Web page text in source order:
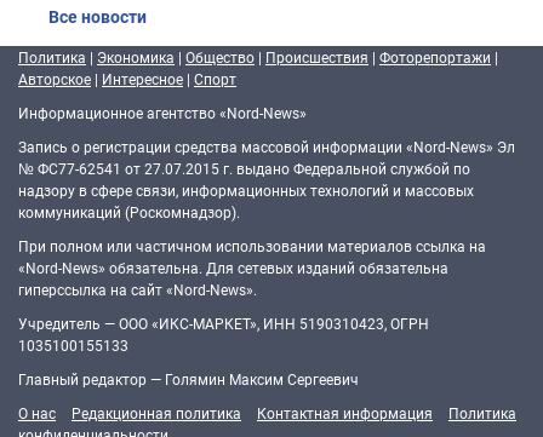
Все новости
Политика | Экономика | Общество | Происшествия | Фоторепортажи |
Авторское | Интересное | Спорт
Информационное агентство «Nord-News»
Запись о регистрации средства массовой информации «Nord-News» Эл
№ ФС77-62541 от 27.07.2015 г. выдано Федеральной службой по
надзору в сфере связи, информационных технологий и массовых
коммуникаций (Роскомнадзор).
При полном или частичном использовании материалов ссылка на
«Nord-News» обязательна. Для сетевых изданий обязательна
гиперссылка на сайт «Nord-News».
Учредитель — ООО «ИКС-МАРКЕТ», ИНН 5190310423, ОГРН
1035100155133
Главный редактор — Голямин Максим Сергеевич
О нас
Редакционная политика Контактная информация
Политика